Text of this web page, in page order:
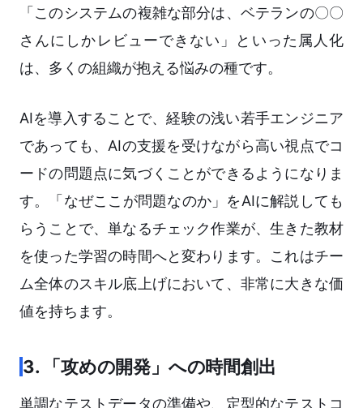
「このシステムの複雑な部分は、ベテランの〇〇
さんにしかレビューできない」といった属人化
は、多くの組織が抱える悩みの種です。
AIを導入することで、経験の浅い若手エンジニア
であっても、AIの支援を受けながら高い視点でコ
ードの問題点に気づくことができるようになりま
す。「なぜここが問題なのか」をAIに解説しても
らうことで、単なるチェック作業が、生きた教材
を使った学習の時間へと変わります。これはチー
ム全体のスキル底上げにおいて、非常に大きな価
値を持ちます。
3. 「攻めの開発」への時間創出
単調なテストデータの準備や、定型的なテストコ